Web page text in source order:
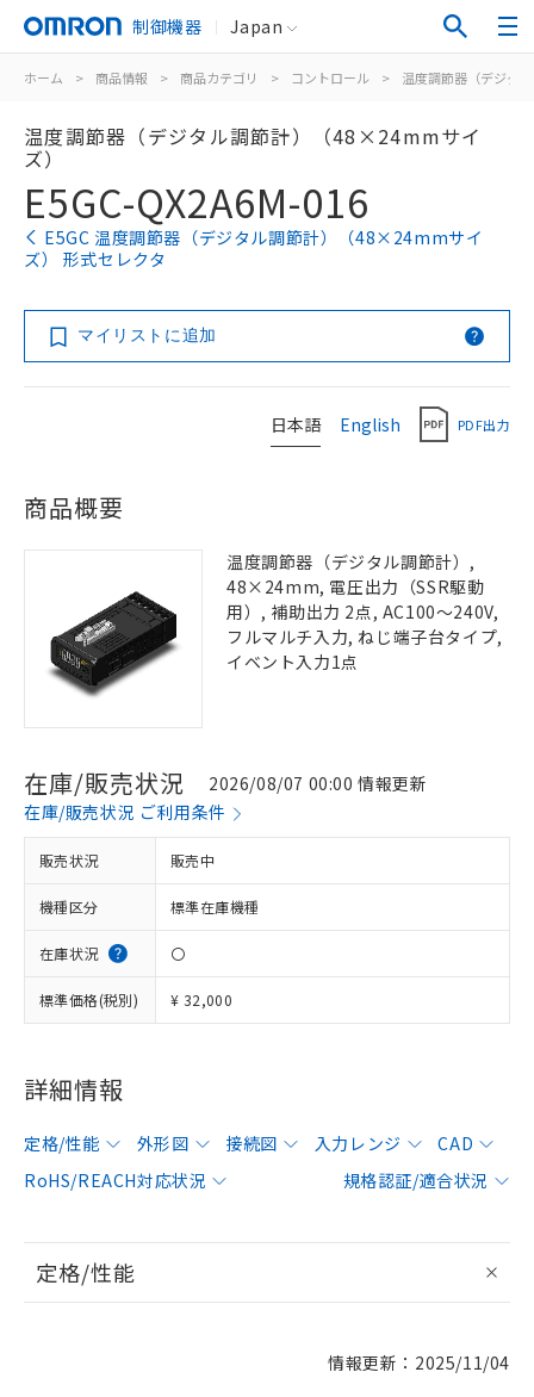
制御機器 Japan
ホーム > 商品情報 > 商品カテゴリ > コントロール > 温度調節器（デジタ
温度調節器（デジタル調節計）（48×24mmサイ
ズ）
E5GC-QX2A6M-016
E5GC 温度調節器（デジタル調節計）（48×24mmサイ
ズ） 形式セレクタ
マイリストに追加
日本語 English PDF出力
商品概要
温度調節器（デジタル調節計）,
48×24mm, 電圧出力（SSR駆動
用）, 補助出力 2点, AC100～240V,
フルマルチ入力, ねじ端子台タイプ,
イベント入力1点
在庫/販売状況
2026/08/07 00:00 情報更新
在庫/販売状況 ご利用条件
販売状況 販売中
機種区分 標準在庫機種
在庫状況 〇
標準価格(税別) ¥ 32,000
詳細情報
定格/性能 外形図 接続図 入力レンジ
CAD
RoHS/REACH対応状況
規格認証/適合状況
定格/性能
情報更新：2025/11/04